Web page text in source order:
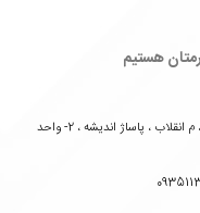
هستیم
تهران ، م انقلاب ، پاساژ اندیشه ، 2- واحد